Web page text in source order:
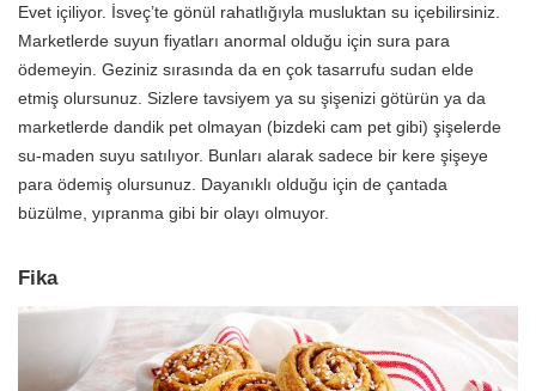
Evet içiliyor. İsveç’te gönül rahatlığıyla musluktan su içebilirsiniz.
Marketlerde suyun fiyatları anormal olduğu için sura para
ödemeyin. Geziniz sırasında da en çok tasarrufu sudan elde
etmiş olursunuz. Sizlere tavsiyem ya su şişenizi götürün ya da
marketlerde dandik pet olmayan (bizdeki cam pet gibi) şişelerde
su-maden suyu satılıyor. Bunları alarak sadece bir kere şişeye
para ödemiş olursunuz. Dayanıklı olduğu için de çantada
büzülme, yıpranma gibi bir olayı olmuyor.
Fika